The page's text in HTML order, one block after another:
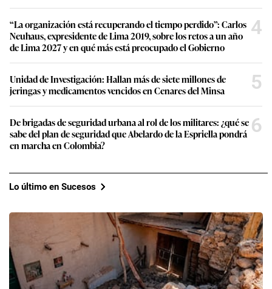
“La organización está recuperando el tiempo perdido”: Carlos
Neuhaus, expresidente de Lima 2019, sobre los retos a un año
de Lima 2027 y en qué más está preocupado el Gobierno
4
Unidad de Investigación: Hallan más de siete millones de
jeringas y medicamentos vencidos en Cenares del Minsa
5
De brigadas de seguridad urbana al rol de los militares: ¿qué se
sabe del plan de seguridad que Abelardo de la Espriella pondrá
en marcha en Colombia?
6
Lo último en Sucesos